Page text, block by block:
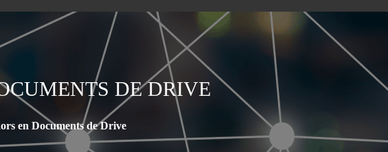
DE DRIVE
en Documents de Drive